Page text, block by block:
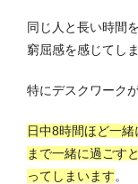
同じ人と長い時間
窮屈感を感じてし
特にデスクワーク
日中8時間ほど一
まで一緒に過ごす
ってしまいます。